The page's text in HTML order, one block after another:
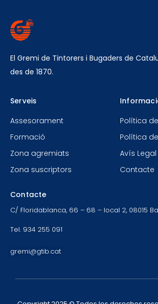
El Gremi de Tintorers i Bugaders de
des de 1870.
Serveis
Assesorament
Formació
Zona agremiats
Zona suscriptors
Política
Política
Avís Legal
Contacte
Contacte
C/ Floridablanca, 66 – 68 – local 2, 08015
Tel. 934 255 091
gremi@gtib.cat